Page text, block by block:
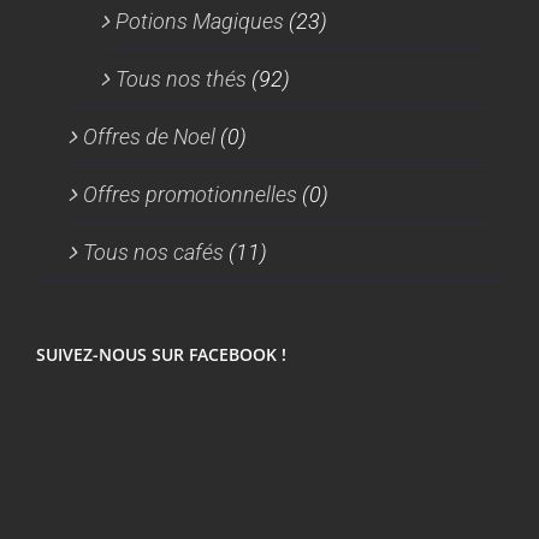
Potions Magiques (23)
Tous nos thés (92)
Offres de Noel (0)
Offres promotionnelles (0)
Tous nos cafés (11)
SUIVEZ-NOUS SUR FACEBOOK !